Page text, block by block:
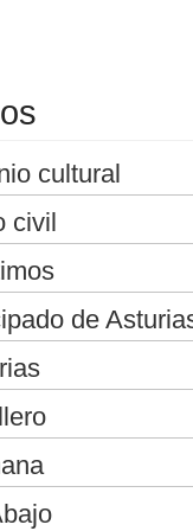
cultural
civil
de